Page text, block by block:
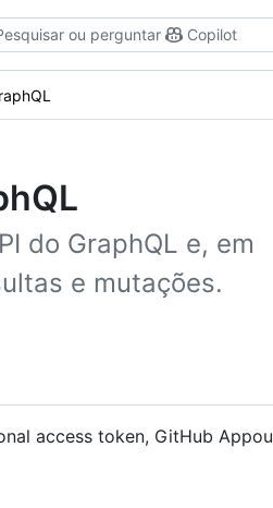
ou perguntar Copilot
do GraphQL e, em
e mutações.
access token, GitHub Appou